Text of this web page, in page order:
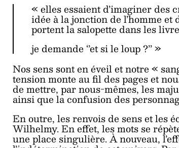
« elles essaient d’imaginer des
idée à la jonction de l’homme
portent la salopette dans les
je demande ‘’et si le loup ?’’ »
Nos sens sont en éveil et notre «
tension monte au fil des pages et
de mettre, par nous-mêmes, les
ainsi que la confusion des
En outre, les renvois de sens et les
Wilhelmy. En effet, les mots se
une place singulière. À nouveau,